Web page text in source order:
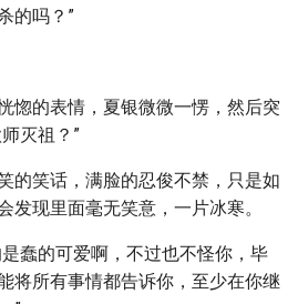
的吗？”
惚的表情，夏银微微一愣，然后突
灭祖？”
的笑话，满脸的忍俊不禁，只是如
发现里面毫无笑意，一片冰寒。
蠢的可爱啊，不过也不怪你，毕
将所有事情都告诉你，至少在你继